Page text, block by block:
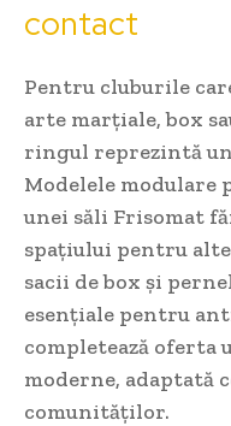
contact
Pentru cluburile
arte marțiale, box
ringul reprezintă
Modelele
unei săli Frisomat
spațiului pentru
sacii de box și
esențiale pentru
completează
moderne,
comunităților.